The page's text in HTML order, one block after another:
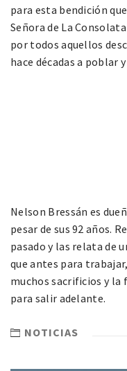
para esta bendición
Señora de La
por todos aquellos
hace décadas a poblar
Nelson Bressán es
pesar de sus 92 años.
pasado y las relata de
que antes para
muchos sacrificios y la
para salir adelante.
NOTICIAS